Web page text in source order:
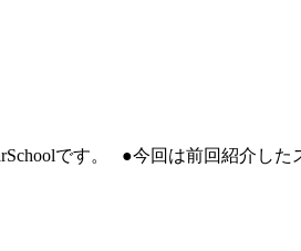
です。 ●今回は前回紹介し